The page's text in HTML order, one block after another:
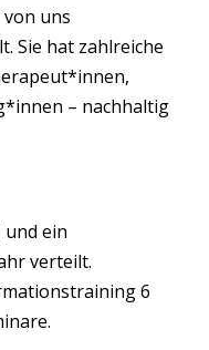
uns
Sie hat zahlreiche
– nachhaltig
und ein
verteilt.
6